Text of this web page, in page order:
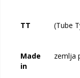
TT (Tube
Made
in
zemlja